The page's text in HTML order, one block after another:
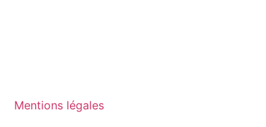
Mentions légales